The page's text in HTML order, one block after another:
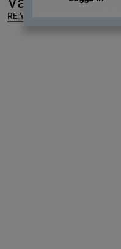
RE:YOU